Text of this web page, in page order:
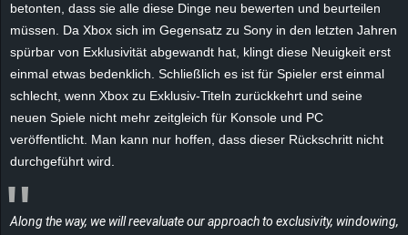
betonten, dass sie alle diese Dinge neu bewerten und beurteilen
müssen. Da Xbox sich im Gegensatz zu Sony in den letzten Jahren
spürbar von Exklusivität abgewandt hat, klingt diese Neuigkeit erst
einmal etwas bedenklich. Schließlich es ist für Spieler erst einmal
schlecht, wenn Xbox zu Exklusiv-Titeln zurückkehrt und seine
neuen Spiele nicht mehr zeitgleich für Konsole und PC
veröffentlicht. Man kann nur hoffen, dass dieser Rückschritt nicht
durchgeführt wird.
Along the way, we will reevaluate our approach to exclusivity, windowing,